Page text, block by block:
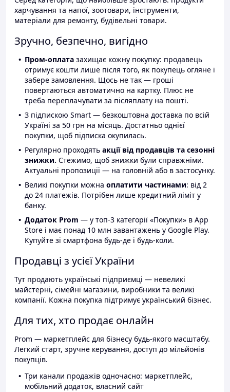
харчування та напої, зоотовари, інструменти,
матеріали для ремонту, будівельні товари.
Зручно, безпечно, вигідно
Пром-оплата захищає кожну покупку: продавець
отримує кошти лише після того, як покупець огляне і
забере замовлення. Щось не так — гроші
повертаються автоматично на картку. Плюс не
треба переплачувати за післяплату на пошті.
З підпискою Smart — безкоштовна доставка по всій
Україні за 50 грн на місяць. Достатньо однієї
покупки, щоб підписка окупилась.
Регулярно проходять акції від продавців та сезонні
знижки. Стежимо, щоб знижки були справжніми.
Актуальні пропозиції — на головній або в застосунку.
Великі покупки можна оплатити частинами: від 2
до 24 платежів. Потрібен лише кредитний ліміт у
банку.
Додаток Prom — у топ-3 категорії «Покупки» в App
Store і має понад 10 млн завантажень у Google Play.
Купуйте зі смартфона будь-де і будь-коли.
Продавці з усієї України
Тут продають українські підприємці — невеликі
майстерні, сімейні магазини, виробники та великі
компанії. Кожна покупка підтримує український бізнес.
Для тих, хто продає онлайн
Prom — маркетплейс для бізнесу будь-якого масштабу.
Легкий старт, зручне керування, доступ до мільйонів
покупців.
Три канали продажів одночасно: маркетплейс,
мобільний додаток, власний сайт